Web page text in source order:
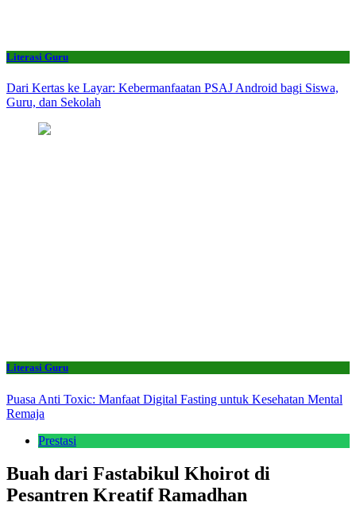
Literasi Guru
Dari Kertas ke Layar: Kebermanfaatan PSAJ Android bagi Siswa,
Guru, dan Sekolah
Literasi Guru
Puasa Anti Toxic: Manfaat Digital Fasting untuk Kesehatan Mental
Remaja
Prestasi
Buah dari Fastabikul Khoirot di
Pesantren Kreatif Ramadhan